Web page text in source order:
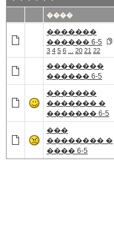
����
�������
������ 6-5
3 4 5 6 20 21 22
��������
������ 6-5
�������
������� �
������� 6-5
���
�������� �
���� 6-5